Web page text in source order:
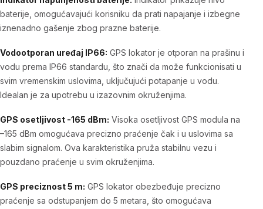
baterije, omogućavajući korisniku da prati napajanje i izbegne
iznenadno gašenje zbog prazne baterije.
Vodootporan uređaj IP66: GPS lokator je otporan na prašinu i
vodu prema IP66 standardu, što znači da može funkcionisati u
svim vremenskim uslovima, uključujući potapanje u vodu.
Idealan je za upotrebu u izazovnim okruženjima.
GPS osetljivost -165 dBm: Visoka osetljivost GPS modula na
–165 dBm omogućava precizno praćenje čak i u uslovima sa
slabim signalom. Ova karakteristika pruža stabilnu vezu i
pouzdano praćenje u svim okruženjima.
GPS preciznost 5 m: GPS lokator obezbeđuje precizno
praćenje sa odstupanjem do 5 metara, što omogućava